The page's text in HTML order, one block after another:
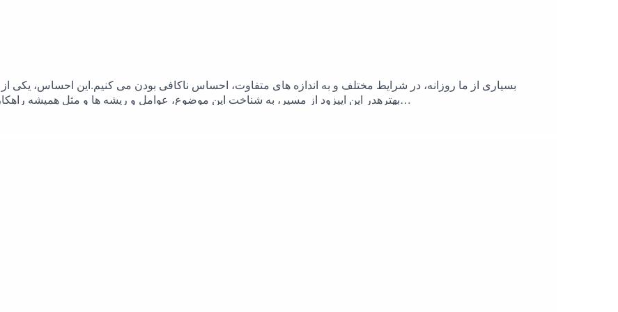
بسیاری از ما روزانه، در شرایط مختلف و به اندازه های متفاوت، احساس ناکافی بودن می کنیم.این احساس، یکی
بهترهدر این اپیزود از مسیر، به شناخت این موضوع، عوامل و ریشه ها و مثل همیشه
An Alternative Conceptualization of a Healthy Attitude Toward Oneself. Self and Identity.3. Seligman, M.
of Happiness and Well-being. Free Press.4. Twenge, J. M., & Campbell, W. K. (2010). The
Free Press.